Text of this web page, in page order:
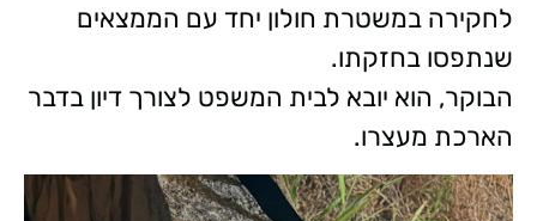
לחקירה במשטרת חולון יחד עם הממצאים
שנתפסו בחזקתו.
הבוקר, הוא יובא לבית המשפט לצורך דיון בדבר
הארכת מעצרו.